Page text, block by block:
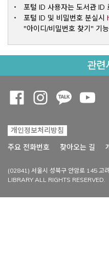
포털 ID 사용자는 도서관 ID
포털 ID 및 비밀번호 분실시
"아이디/비밀번호 찾기" 기
관련
개인정보처리방침
주요 전화번호
찾아오는 길
(02841) 서울시 성북구 안암로 145 고
LIBRARY ALL RIGHTS RESERVED.
Opens a new window
Opens a new
Opens a